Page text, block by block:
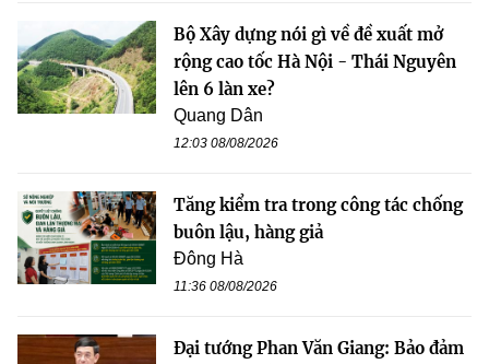
Bộ Xây dựng nói gì về đề xuất mở
rộng cao tốc Hà Nội - Thái Nguyên
lên 6 làn xe?
Quang Dân
12:03 08/08/2026
Tăng kiểm tra trong công tác chống
buôn lậu, hàng giả
Đông Hà
11:36 08/08/2026
Đại tướng Phan Văn Giang: Bảo đảm